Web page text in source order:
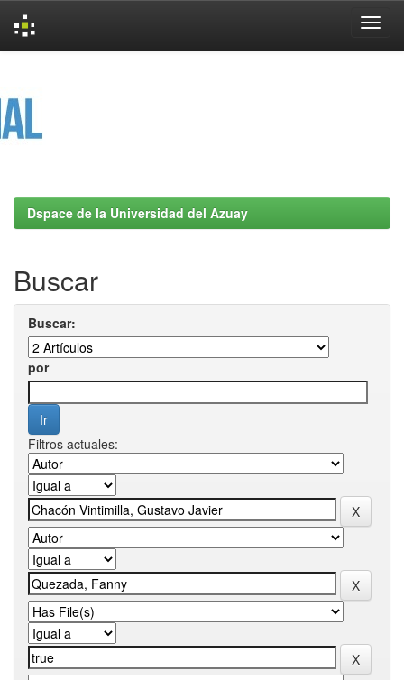
Dspace de la Universidad del Azuay
Buscar
Buscar:
por
Filtros actuales: